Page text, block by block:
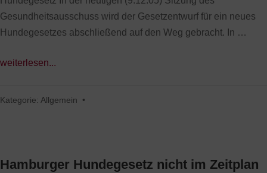
Gesundheitsausschuss wird der Gesetzentwurf für ein neues
Hundegesetzes abschließend auf den Weg gebracht. In …
weiterlesen...
Kategorie: Allgemein •
Hamburger Hundegesetz nicht im Zeitplan